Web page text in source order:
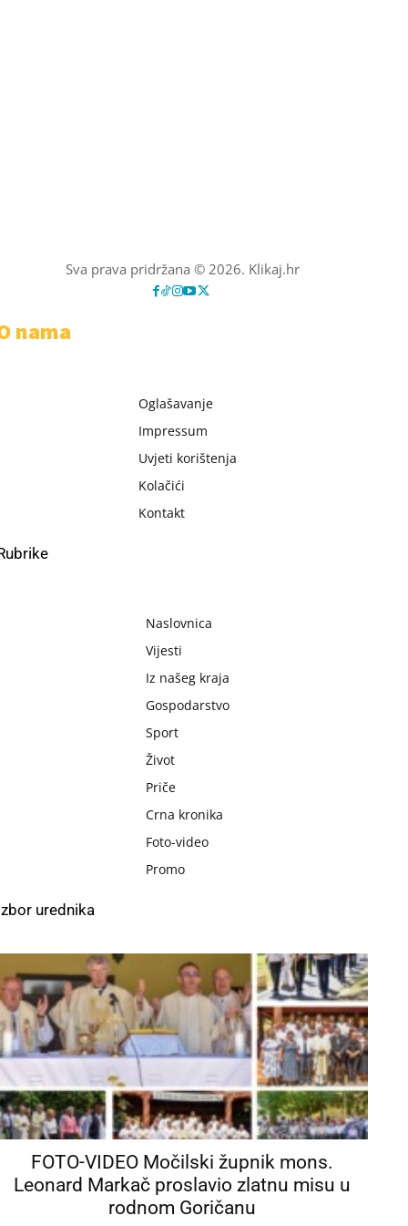
Sva prava pridržana © 2026. Klikaj.hr
nama
Oglašavanje
Impressum
Uvjeti korištenja
Kolačići
Kontakt
Naslovnica
Vijesti
Iz našeg kraja
Gospodarstvo
Sport
Život
Priče
Crna kronika
Foto-video
Promo
urednika
FOTO-VIDEO Močilski župnik mons.
Leonard Markač proslavio zlatnu misu u
rodnom Goričanu